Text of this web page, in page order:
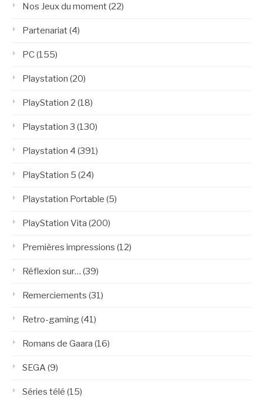
Nos Jeux du moment(22)
Partenariat(4)
PC(155)
Playstation (20)
PlayStation 2 (18)
Playstation 3 (130)
Playstation 4 (391)
PlayStation 5 (24)
Playstation Portable (5)
PlayStation Vita (200)
Premières impressions (12)
Réflexion sur… (39)
Remerciements (31)
Retro-gaming(41)
Romans de Gaara (16)
SEGA(9)
Séries télé (15)